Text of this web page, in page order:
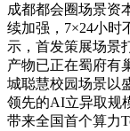
成都都会圈场景资
续加强，7×24小时
示，首发策展场景
产物已正在蜀府有
城聪慧校园场景以
领先的AI立异取规
带来全国首个算力